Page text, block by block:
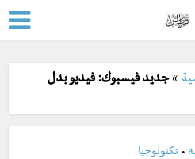
»جديد فيسبوك: فيديو بدل
• تكنولوجيا